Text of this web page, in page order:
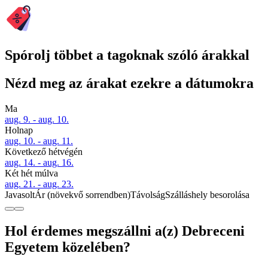
Spórolj többet a tagoknak szóló árakkal
Nézd meg az árakat ezekre a dátumokra
Ma
aug. 9. - aug. 10.
Holnap
aug. 10. - aug. 11.
Következő hétvégén
aug. 14. - aug. 16.
Két hét múlva
aug. 21. - aug. 23.
JavasoltÁr (növekvő sorrendben)TávolságSzálláshely besorolása
Hol érdemes megszállni a(z) Debreceni
Egyetem közelében?